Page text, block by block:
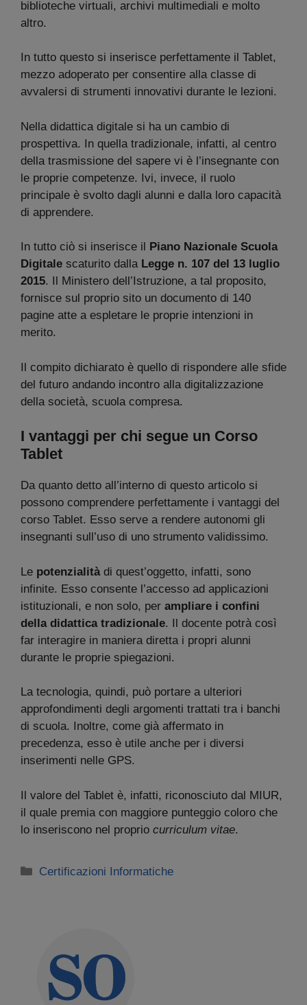
biblioteche virtuali, archivi multimediali e molto
altro.
In tutto questo si inserisce perfettamente il Tablet,
mezzo adoperato per consentire alla classe di
avvalersi di strumenti innovativi durante le lezioni.
Nella didattica digitale si ha un cambio di
prospettiva. In quella tradizionale, infatti, al centro
della trasmissione del sapere vi è l’insegnante con
le proprie competenze. Ivi, invece, il ruolo
principale è svolto dagli alunni e dalla loro capacità
di apprendere.
In tutto ciò si inserisce il Piano Nazionale Scuola
Digitale scaturito dalla Legge n. 107 del 13 luglio
2015. Il Ministero dell’Istruzione, a tal proposito,
fornisce sul proprio sito un documento di 140
pagine atte a espletare le proprie intenzioni in
merito.
Il compito dichiarato è quello di rispondere alle sfide
del futuro andando incontro alla digitalizzazione
della società, scuola compresa.
I vantaggi per chi segue un Corso
Tablet
Da quanto detto all’interno di questo articolo si
possono comprendere perfettamente i vantaggi del
corso Tablet. Esso serve a rendere autonomi gli
insegnanti sull’uso di uno strumento validissimo.
Le potenzialitàdi quest’oggetto, infatti, sono
infinite. Esso consente l’accesso ad applicazioni
istituzionali, e non solo, per ampliare i confini
della didattica tradizionale. Il docente potrà così
far interagire in maniera diretta i propri alunni
durante le proprie spiegazioni.
La tecnologia, quindi, può portare a ulteriori
approfondimenti degli argomenti trattati tra i banchi
di scuola. Inoltre, come già affermato in
precedenza, esso è utile anche per i diversi
inserimenti nelle GPS.
Il valore del Tablet è, infatti, riconosciuto dal MIUR,
il quale premia con maggiore punteggio coloro che
lo inseriscono nel proprio curriculum vitae.
Categorie
Certificazioni Informatiche